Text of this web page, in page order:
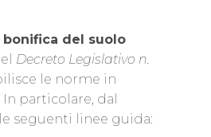
del suolo
Decreto Legislativo n.
le norme in
particolare, dal
seguenti linee guida: